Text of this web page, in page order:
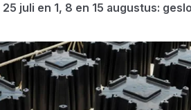
25 juli en 1, 8 en 15 augustus: